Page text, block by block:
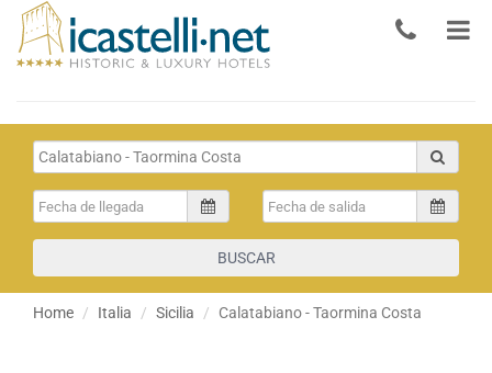
BUSCAR
Home Italia Sicilia Calatabiano - Taormina Costa